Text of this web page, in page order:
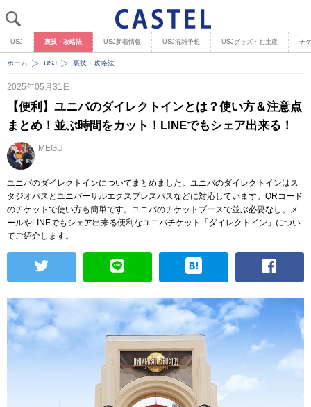
USJ 裏技・攻略法 USJ新着情報 USJ混雑予想 USJグッズ・お土産 チ
ホーム USJ 裏技・攻略法
2025年05月31日
【便利】ユニバのダイレクトインとは？使い方＆注意点
まとめ！並ぶ時間をカット！LINEでもシェア出来る！
MEGU
ユニバのダイレクトインについてまとめました。ユニバのダイレクトインはス
タジオパスとユニバーサルエクスプレスパスなどに対応しています。QRコード
のチケットで使い方も簡単です。ユニバのチケットブースで並ぶ必要なし。メ
ールやLINEでもシェア出来る便利なユニバチケット「ダイレクトイン」につい
てご紹介します。